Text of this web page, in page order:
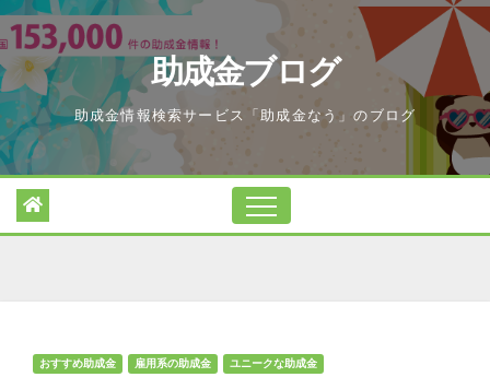
Skip
to
content
助成金ブログ
助成金情報検索サービス「助成金なう」のブログ
おすすめ助成金 雇用系の助成金 ユニークな助成金